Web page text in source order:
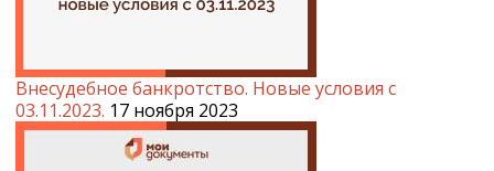
Внесудебное банкротство. Новые условия с
03.11.2023. 17 ноября 2023